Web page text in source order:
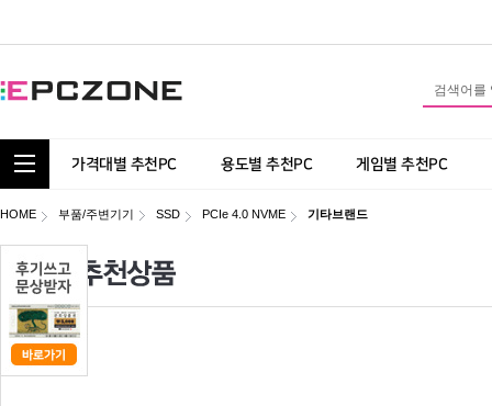
통합 카테고리 보기
가격대별 추천PC 용도별 추천PC 게임별 추천PC
HOME 부품/주변기기 SSD PCIe 4.0 NVME 기타브랜드